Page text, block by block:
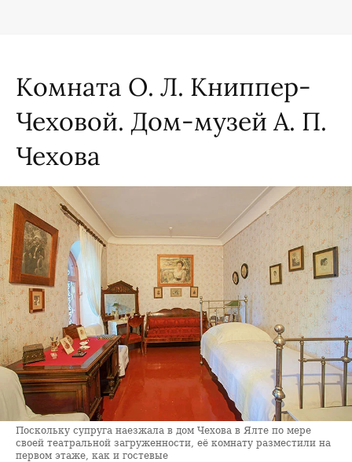
Комната О. Л. Книппер-
Чеховой. Дом-музей А. П.
Чехова
Поскольку супруга наезжала в дом Чехова в Ялте по мере
своей театральной загруженности, её комнату разместили на
первом этаже, как и гостевые